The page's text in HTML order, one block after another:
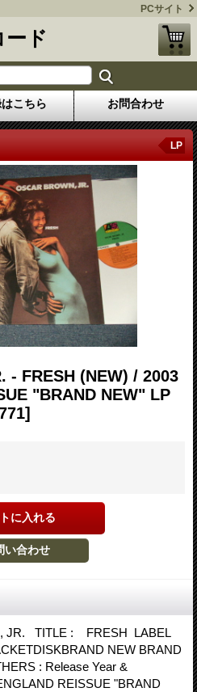
PCサイト
ド
こちら お問合わせ
LP
- FRESH (NEW) / 2003
"BRAND NEW" LP
JR. TITLE : FRESH LABEL
NEW BRAND
: Release Year &
REISSUE "BRAND